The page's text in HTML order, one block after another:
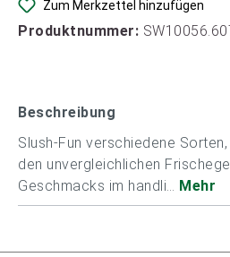
Zum Merkzettel hinzufügen
Produktnummer:
Beschreibung
Slush-Fun verschiedene
den unvergleichlichen
Geschmacks im handli… Mehr